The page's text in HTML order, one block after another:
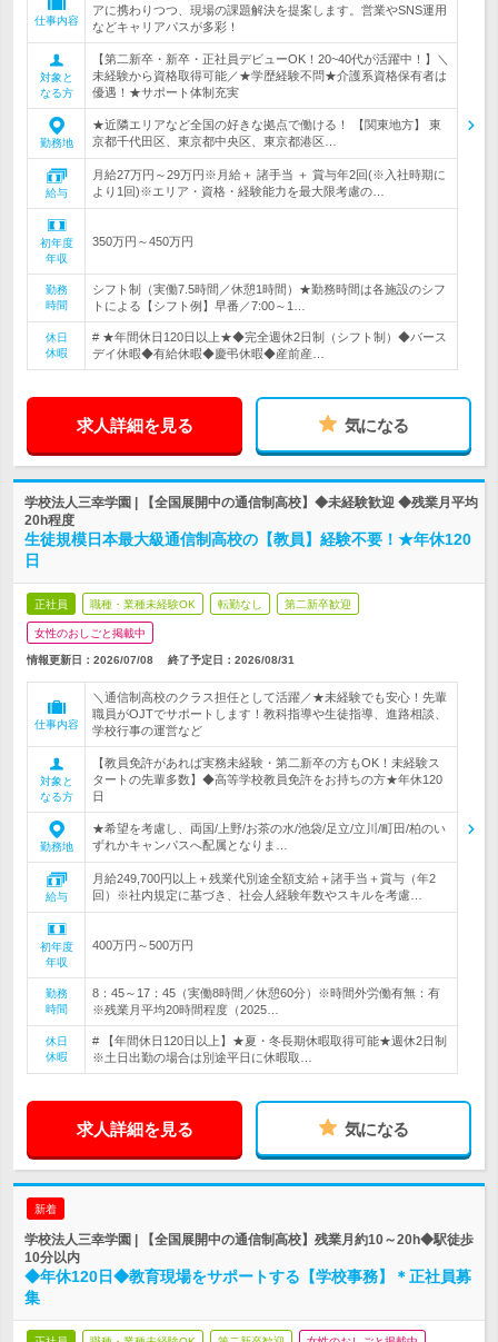
仕事内容
アに携わりつつ、現場の課題解決を提案します。営業やSNS運用
などキャリアパスが多彩！
対象と
なる方
【第二新卒・新卒・正社員デビューOK！20~40代が活躍中！】＼
未経験から資格取得可能／★学歴経験不問★介護系資格保有者は
優遇！★サポート体制充実
勤務地
★近隣エリアなど全国の好きな拠点で働ける！ 【関東地方】 東
京都千代田区、東京都中央区、東京都港区…
給与
月給27万円～29万円※月給＋ 諸手当 ＋ 賞与年2回(※入社時期に
より1回)※エリア・資格・経験能力を最大限考慮の…
初年度
年収
350万円～450万円
勤務
時間
シフト制（実働7.5時間／休憩1時間）★勤務時間は各施設のシフ
トによる【シフト例】早番／7:00～1…
休日
休暇
# ★年間休日120日以上★◆完全週休2日制（シフト制）◆バース
デイ休暇◆有給休暇◆慶弔休暇◆産前産…
求人詳細を見る 気になる
学校法人三幸学園 | 【全国展開中の通信制高校】◆未経験歓迎 ◆残業月平均
20h程度
生徒規模日本最大級通信制高校の【教員】経験不要！★年休120
日
正社員 職種・業種未経験OK 転勤なし 第二新卒歓迎
女性のおしごと掲載中
情報更新日：2026/07/08 終了予定日： 2026/08/31
仕事内容
＼通信制高校のクラス担任として活躍／★未経験でも安心！先輩
職員がOJTでサポートします！教科指導や生徒指導、進路相談、
学校行事の運営など
対象と
なる方
【教員免許があれば実務未経験・第二新卒の方もOK！未経験ス
タートの先輩多数】◆高等学校教員免許をお持ちの方★年休120
日
勤務地
★希望を考慮し、両国/上野/お茶の水/池袋/足立/立川/町田/柏のい
ずれかキャンパスへ配属となりま…
給与
月給249,700円以上＋残業代別途全額支給＋諸手当＋賞与（年2
回）※社内規定に基づき、社会人経験年数やスキルを考慮…
初年度
年収
400万円～500万円
勤務
時間
8：45～17：45（実働8時間／休憩60分）※時間外労働有無：有
※残業月平均20時間程度（2025…
休日
休暇
# 【年間休日120日以上】★夏・冬長期休暇取得可能★週休2日制
※土日出勤の場合は別途平日に休暇取…
求人詳細を見る 気になる
新着
学校法人三幸学園 | 【全国展開中の通信制高校】残業月約10～20h◆駅徒歩
10分以内
◆年休120日◆教育現場をサポートする【学校事務】＊正社員募
集